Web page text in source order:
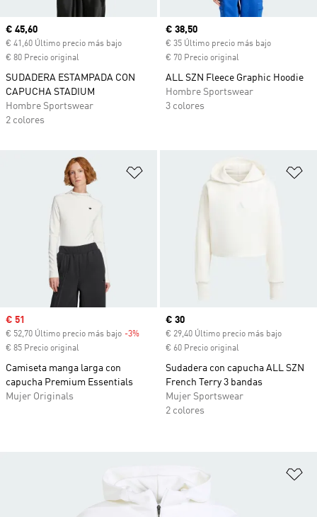
Precio actual
€ 45,60
€ 41,60 Último precio más bajo
€ 80 Precio original
SUDADERA ESTAMPADA CON
CAPUCHA STADIUM
Hombre Sportswear
2 colores
Precio actual
€ 38,50
€ 35 Último precio más bajo
€ 70 Precio original
ALL SZN Fleece Graphic Hoodie
Hombre Sportswear
3 colores
Añadir a la lista de deseos
Precio de venta
€ 51
€ 52,70 Último precio más bajo -3% Descuento
€ 85 Precio original
Camiseta manga larga con
capucha Premium Essentials
Mujer Originals
Precio actual
€ 30
€ 29,40 Último precio más bajo
€ 60 Precio original
Sudadera con capucha ALL SZN
French Terry 3 bandas
Mujer Sportswear
2 colores